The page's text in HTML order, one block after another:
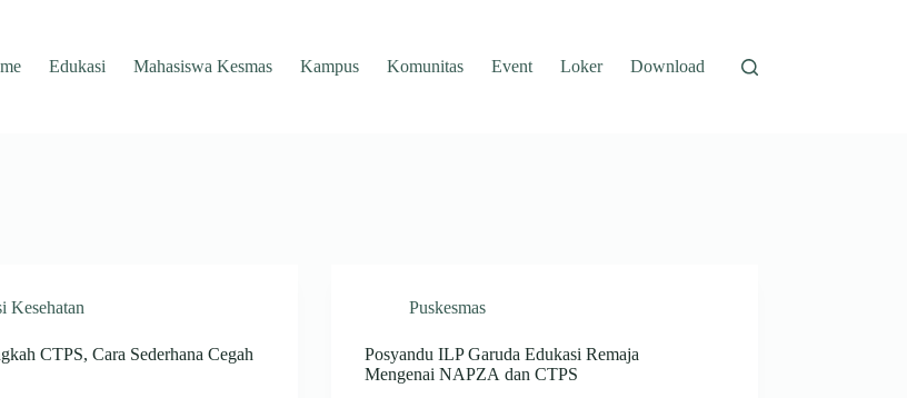
Edukasi Mahasiswa Kesmas Kampus Komunitas Event Loker Download
Kesehatan
CTPS, Cara Sederhana Cegah
Puskesmas
Posyandu ILP Garuda Edukasi Remaja
Mengenai NAPZA dan CTPS